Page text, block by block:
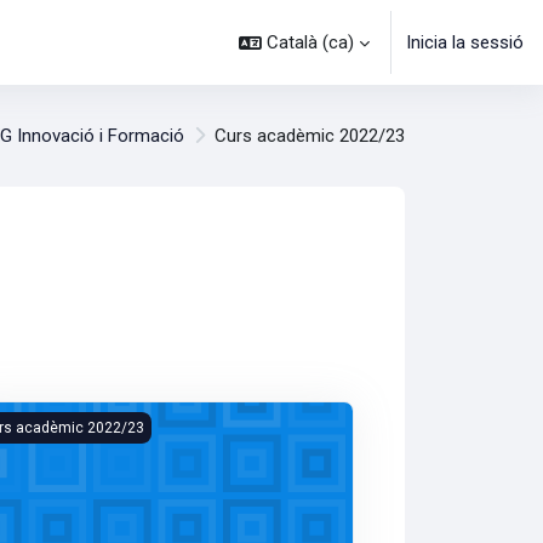
Català ‎(ca)‎ Inicia la sessió
Innovació i Formació Curs acadèmic 2022/23
següent
dels Fermentats (C228005/2022)
Universal: Bases y Aplicación del Turismo de Naturaleza
acadèmic 2022/23